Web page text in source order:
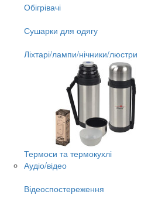
Обігрівачі
Сушарки для одягу
Ліхтарі/лампи/нічники/люстри
Термоси та термокухлі
Аудіо/відео
Відеоспостереження